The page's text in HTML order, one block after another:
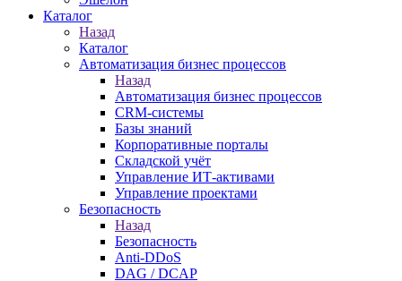
Каталог
Назад
Каталог
Автоматизация бизнес процессов
Назад
Автоматизация бизнес процессов
CRM-системы
Базы знаний
Корпоративные порталы
Складской учёт
Управление ИТ-активами
Управление проектами
Безопасность
Назад
Безопасность
Anti-DDoS
DAG / DCAP